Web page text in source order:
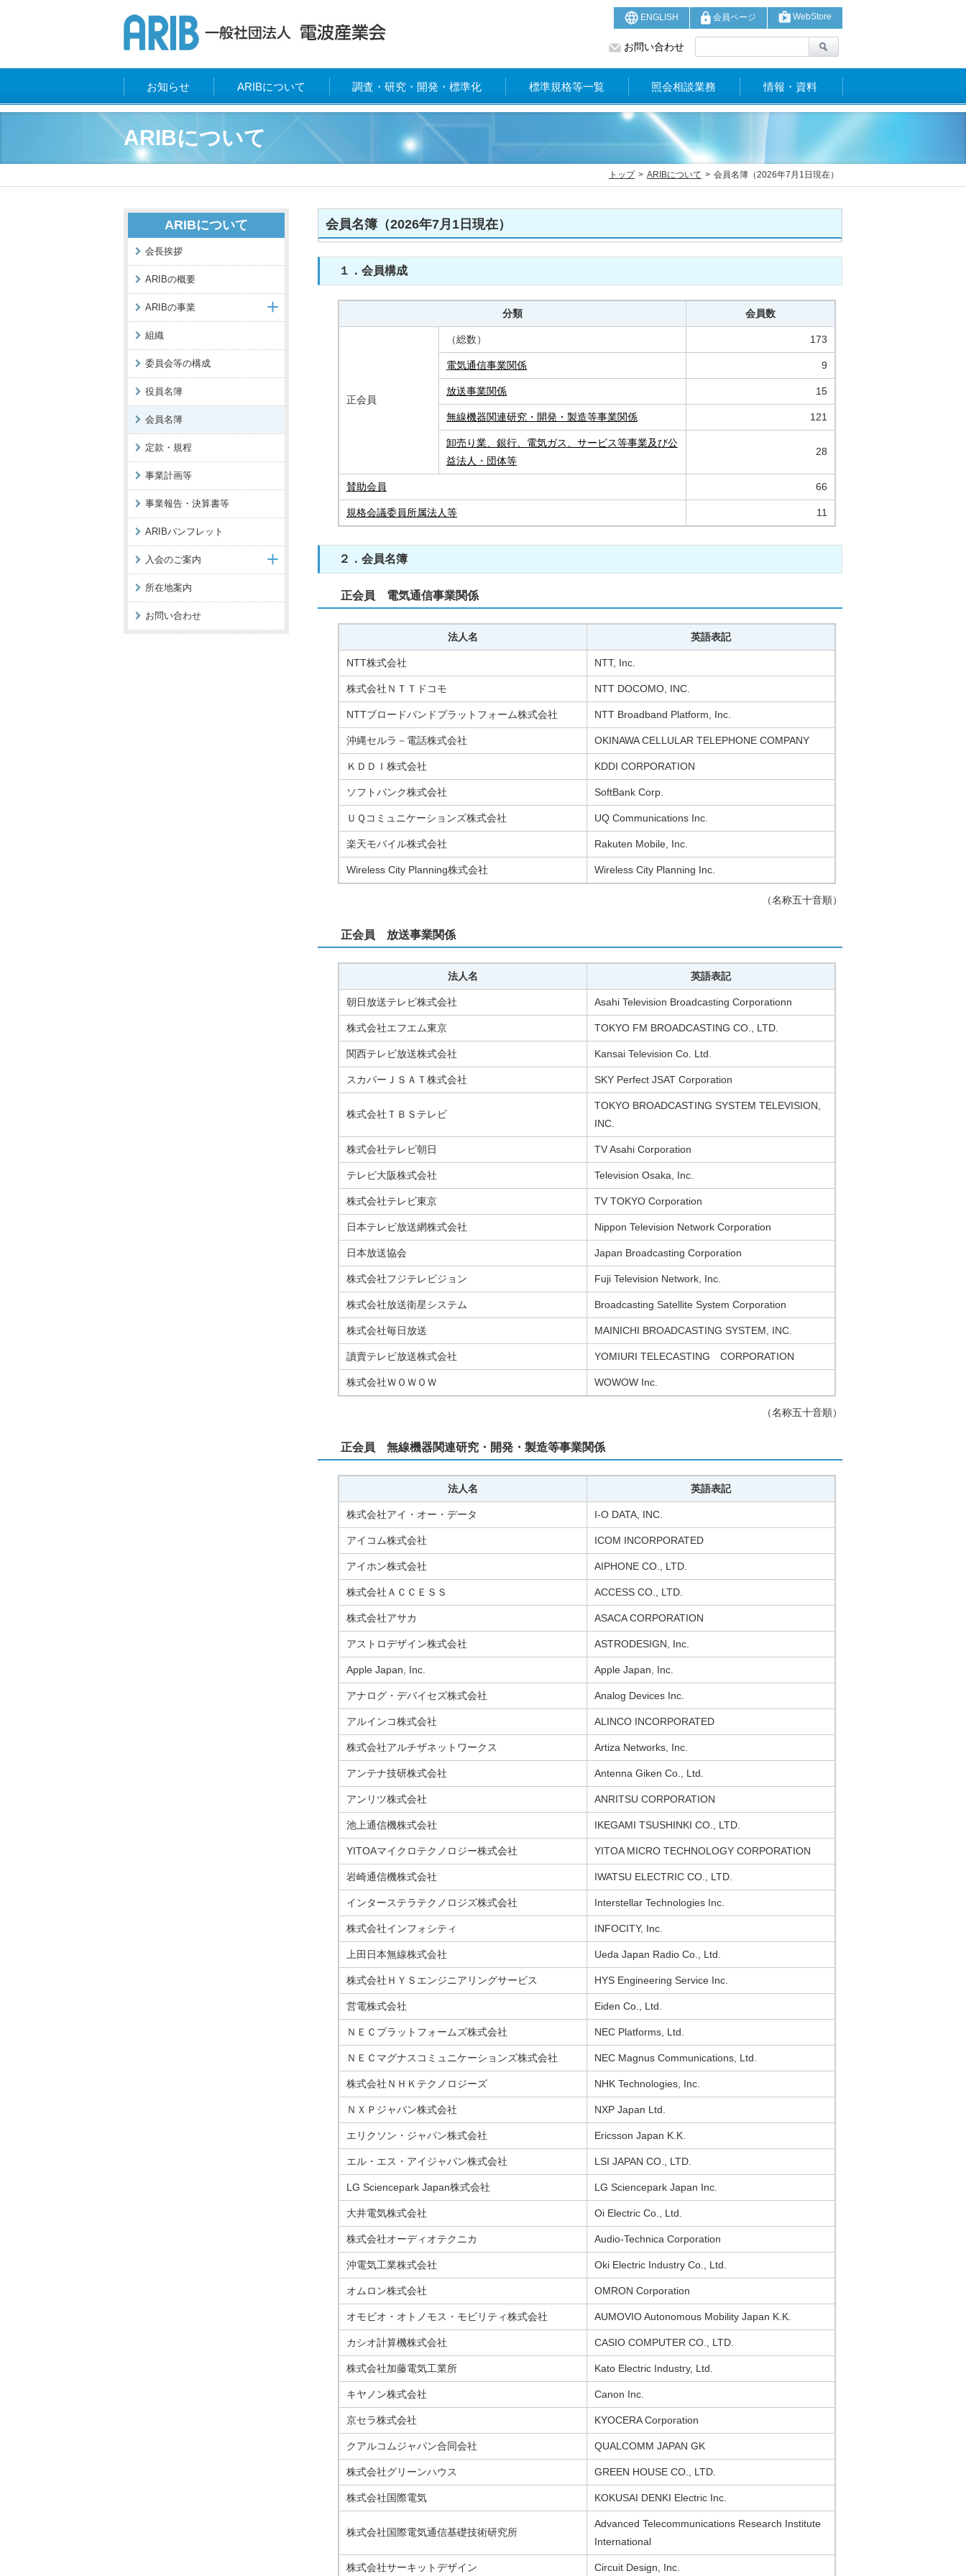
ENGLISH 会員ページ WebStore
お問い合わせ
お知らせ ARIBについて 調査・研究・開発・標準化 標準規格等一覧 照会相談業務 情報・資料
ARIBについて
トップ ARIBについて 会員名簿（2026年7月1日現在）
会員名簿（2026年7月1日現在）
１．会員構成
分類 会員数
正会員
（総数） 173
電気通信事業関係 9
放送事業関係 15
無線機器関連研究・開発・製造等事業関係 121
卸売り業、銀行、電気ガス、サービス等事業及び公
益法人・団体等
28
賛助会員 66
規格会議委員所属法人等 11
２．会員名簿
正会員 電気通信事業関係
法人名 英語表記
NTT株式会社 NTT, Inc.
株式会社ＮＴＴドコモ NTT DOCOMO, INC.
NTTブロードバンドプラットフォーム株式会社 NTT Broadband Platform, Inc.
沖縄セルラ－電話株式会社 OKINAWA CELLULAR TELEPHONE COMPANY
ＫＤＤＩ株式会社 KDDI CORPORATION
ソフトバンク株式会社 SoftBank Corp.
ＵＱコミュニケーションズ株式会社 UQ Communications Inc.
楽天モバイル株式会社 Rakuten Mobile, Inc.
Wireless City Planning株式会社 Wireless City Planning Inc.
（名称五十音順）
正会員 放送事業関係
法人名 英語表記
朝日放送テレビ株式会社 Asahi Television Broadcasting Corporationn
株式会社エフエム東京 TOKYO FM BROADCASTING CO., LTD.
関西テレビ放送株式会社 Kansai Television Co. Ltd.
スカパーＪＳＡＴ株式会社 SKY Perfect JSAT Corporation
株式会社ＴＢＳテレビ
TOKYO BROADCASTING SYSTEM TELEVISION,
INC.
株式会社テレビ朝日 TV Asahi Corporation
テレビ大阪株式会社 Television Osaka, Inc.
株式会社テレビ東京 TV TOKYO Corporation
日本テレビ放送網株式会社 Nippon Television Network Corporation
日本放送協会 Japan Broadcasting Corporation
株式会社フジテレビジョン Fuji Television Network, Inc.
株式会社放送衛星システム Broadcasting Satellite System Corporation
株式会社毎日放送 MAINICHI BROADCASTING SYSTEM, INC.
讀賣テレビ放送株式会社 YOMIURI TELECASTING CORPORATION
株式会社ＷＯＷＯＷ WOWOW Inc.
（名称五十音順）
正会員 無線機器関連研究・開発・製造等事業関係
法人名 英語表記
株式会社アイ・オー・データ I-O DATA, INC.
アイコム株式会社 ICOM INCORPORATED
アイホン株式会社 AIPHONE CO., LTD.
株式会社ＡＣＣＥＳＳ ACCESS CO., LTD.
株式会社アサカ ASACA CORPORATION
アストロデザイン株式会社 ASTRODESIGN, Inc.
Apple Japan, Inc. Apple Japan, Inc.
アナログ・デバイセズ株式会社 Analog Devices Inc.
アルインコ株式会社 ALINCO INCORPORATED
株式会社アルチザネットワークス Artiza Networks, Inc.
アンテナ技研株式会社 Antenna Giken Co., Ltd.
アンリツ株式会社 ANRITSU CORPORATION
池上通信機株式会社 IKEGAMI TSUSHINKI CO., LTD.
YITOAマイクロテクノロジー株式会社 YITOA MICRO TECHNOLOGY CORPORATION
岩崎通信機株式会社 IWATSU ELECTRIC CO., LTD.
インターステラテクノロジズ株式会社 Interstellar Technologies Inc.
株式会社インフォシティ INFOCITY, Inc.
上田日本無線株式会社 Ueda Japan Radio Co., Ltd.
株式会社ＨＹＳエンジニアリングサービス HYS Engineering Service Inc.
営電株式会社 Eiden Co., Ltd.
ＮＥＣプラットフォームズ株式会社 NEC Platforms, Ltd.
ＮＥＣマグナスコミュニケーションズ株式会社 NEC Magnus Communications, Ltd.
株式会社ＮＨＫテクノロジーズ NHK Technologies, Inc.
ＮＸＰジャパン株式会社 NXP Japan Ltd.
エリクソン・ジャパン株式会社 Ericsson Japan K.K.
エル・エス・アイジャパン株式会社 LSI JAPAN CO., LTD.
LG Sciencepark Japan株式会社 LG Sciencepark Japan Inc.
大井電気株式会社 Oi Electric Co., Ltd.
株式会社オーディオテクニカ Audio-Technica Corporation
沖電気工業株式会社 Oki Electric Industry Co., Ltd.
オムロン株式会社 OMRON Corporation
オモビオ・オトノモス・モビリティ株式会社 AUMOVIO Autonomous Mobility Japan K.K.
カシオ計算機株式会社 CASIO COMPUTER CO., LTD.
株式会社加藤電気工業所 Kato Electric Industry, Ltd.
キヤノン株式会社 Canon Inc.
京セラ株式会社 KYOCERA Corporation
クアルコムジャパン合同会社 QUALCOMM JAPAN GK
株式会社グリーンハウス GREEN HOUSE CO., LTD.
株式会社国際電気 KOKUSAI DENKI Electric Inc.
株式会社国際電気通信基礎技術研究所
Advanced Telecommunications Research Institute
International
株式会社サーキットデザイン Circuit Design, Inc.
ARIBについて
会長挨拶
ARIBの概要
ARIBの事業
組織
委員会等の構成
役員名簿
会員名簿
定款・規程
事業計画等
事業報告・決算書等
ARIBパンフレット
入会のご案内
所在地案内
お問い合わせ